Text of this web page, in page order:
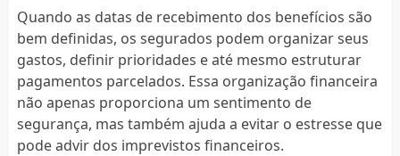
Quando as datas de recebimento dos benefícios são
bem definidas, os segurados podem organizar seus
gastos, definir prioridades e até mesmo estruturar
pagamentos parcelados. Essa organização financeira
não apenas proporciona um sentimento de
segurança, mas também ajuda a evitar o estresse que
pode advir dos imprevistos financeiros.